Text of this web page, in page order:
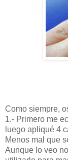
Como siempre,
1.- Primero me
luego apliqué 4
Menos mal que
Aunque lo veo